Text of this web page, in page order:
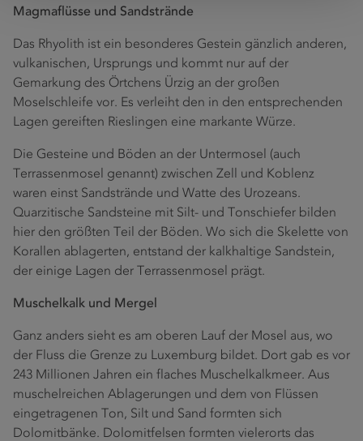
Magmaflüsse und Sandstrände
Das Rhyolith ist ein besonderes Gestein gänzlich anderen,
vulkanischen, Ursprungs und kommt nur auf der
Gemarkung des Örtchens Ürzig an der großen
Moselschleife vor. Es verleiht den in den entsprechenden
Lagen gereiften Rieslingen eine markante Würze.
Die Gesteine und Böden an der Untermosel (auch
Terrassenmosel genannt) zwischen Zell und Koblenz
waren einst Sandstrände und Watte des Urozeans.
Quarzitische Sandsteine mit Silt- und Tonschiefer bilden
hier den größten Teil der Böden. Wo sich die Skelette von
Korallen ablagerten, entstand der kalkhaltige Sandstein,
der einige Lagen der Terrassenmosel prägt.
Muschelkalk und Mergel
Ganz anders sieht es am oberen Lauf der Mosel aus, wo
der Fluss die Grenze zu Luxemburg bildet. Dort gab es vor
243 Millionen Jahren ein flaches Muschelkalkmeer. Aus
muschelreichen Ablagerungen und dem von Flüssen
eingetragenen Ton, Silt und Sand formten sich
Dolomitbänke. Dolomitfelsen formten vielerorts das